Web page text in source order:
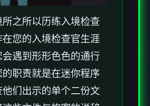
所之所以历练入境检查
在您的入境检查官生涯
会遇到形形色色的通行
职责就是在迷你程序
他们出示的单个二份文